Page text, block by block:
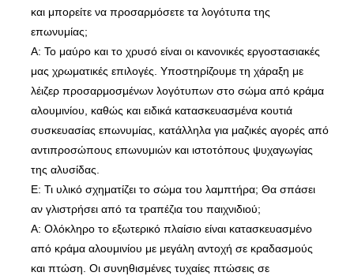
και μπορείτε να προσαρμόσετε τα λογότυπα της
επωνυμίας;
Α: Το μαύρο και το χρυσό είναι οι κανονικές εργοστασιακές
μας χρωματικές επιλογές. Υποστηρίζουμε τη χάραξη με
λέιζερ προσαρμοσμένων λογότυπων στο σώμα από κράμα
αλουμινίου, καθώς και ειδικά κατασκευασμένα κουτιά
συσκευασίας επωνυμίας, κατάλληλα για μαζικές αγορές από
αντιπροσώπους επωνυμιών και ιστοτόπους ψυχαγωγίας
της αλυσίδας.
Ε: Τι υλικό σχηματίζει το σώμα του λαμπτήρα; Θα σπάσει
αν γλιστρήσει από τα τραπέζια του παιχνιδιού;
Α: Ολόκληρο το εξωτερικό πλαίσιο είναι κατασκευασμένο
από κράμα αλουμινίου με μεγάλη αντοχή σε κραδασμούς
και πτώση. Οι συνηθισμένες τυχαίες πτώσεις σε